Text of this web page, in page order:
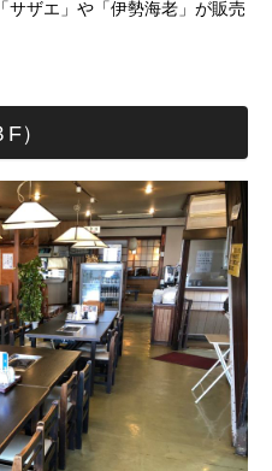
サザエ」や「伊勢海老」が販売
）